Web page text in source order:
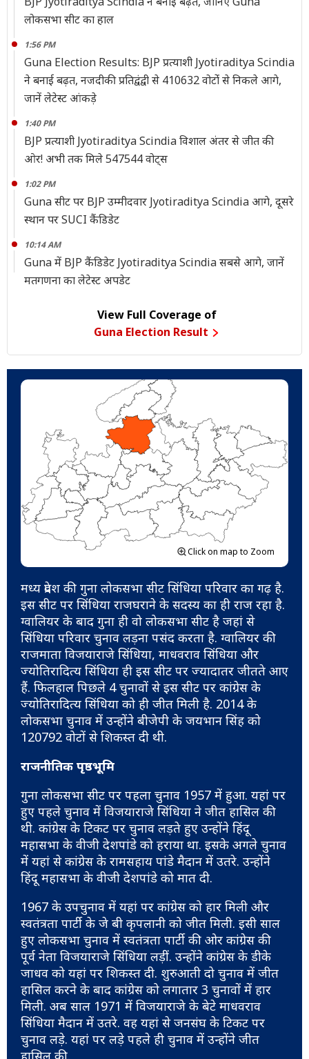
लोकसभा सीट का हाल
1:56 PM
Guna Election Results: BJP प्रत्याशी Jyotiraditya Scindia
ने बनाई बढ़त, नजदीकी प्रतिद्वंद्वी से 410632 वोटोंं से निकले आगे,
जानें लेटेस्ट आंकड़े
1:40 PM
BJP प्रत्याशी Jyotiraditya Scindia विशाल अंतर से जीत की
ओर! अभी तक मिले 547544 वोट्स
1:02 PM
Guna सीट पर BJP उम्मीदवार Jyotiraditya Scindia आगे, दूसरे
स्थान पर SUCI कैंडिडेट
10:14 AM
Guna में BJP कैंडिडेट Jyotiraditya Scindia सबसे आगे, जानें
मतगणना का लेटेस्ट अपडेट
View Full Coverage of
Guna Election Result
Click on map to Zoom
मध्य प्रदेश की गुना लोकसभा सीट सिंधिया परिवार का गढ़ है.
इस सीट पर सिंधिया राजघराने के सदस्य का ही राज रहा है.
ग्वालियर के बाद गुना ही वो लोकसभा सीट है जहां से
सिंधिया परिवार चुनाव लड़ना पसंद करता है. ग्वालियर की
राजमाता विजयाराजे सिंधिया, माधवराव सिंधिया और
ज्योतिरादित्य सिंधिया ही इस सीट पर ज्यादातर जीतते आए
हैं. फिलहाल पिछले 4 चुनावों से इस सीट पर कांग्रेस के
ज्योतिरादित्य सिंधिया को ही जीत मिली है. 2014 के
लोकसभा चुनाव में उन्होंने बीजेपी के जयभान सिंह को
120792 वोटों से शिकस्त दी थी.
राजनीतिक पृष्ठभूमि
गुना लोकसभा सीट पर पहला चुनाव 1957 में हुआ. यहां पर
हुए पहले चुनाव में विजयाराजे सिंधिया ने जीत हासिल की
थी. कांग्रेस के टिकट पर चुनाव लड़ते हुए उन्होंने हिंदू
महासभा के वीजी देशपांडे को हराया था. इसके अगले चुनाव
में यहां से कांग्रेस के रामसहाय पांडे मैदान में उतरे. उन्होंने
हिंदू महासभा के वीजी देशपांडे को मात दी.
1967 के उपचुनाव में यहां पर कांग्रेस को हार मिली और
स्वतंत्रता पार्टी के जे बी कृपलानी को जीत मिली. इसी साल
हुए लोकसभा चुनाव में स्वतंत्रता पार्टी की ओर कांग्रेस की
पूर्व नेता विजयाराजे सिंधिया लड़ीं. उन्होंने कांग्रेस के डीके
जाधव को यहां पर शिकस्त दी. शुरुआती दो चुनाव में जीत
हासिल करने के बाद कांग्रेस को लगातार 3 चुनावों में हार
मिली. अब साल 1971 में विजयाराजे के बेटे माधवराव
सिंधिया मैदान में उतरे. वह यहां से जनसंघ के टिकट पर
चुनाव लड़े. यहां पर लड़े पहले ही चुनाव में उन्होंने जीत
हासिल की.